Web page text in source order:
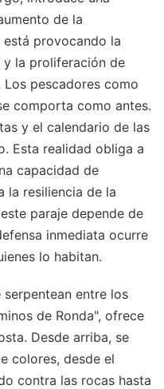
de la
provocando la
y la proliferación de
Los pescadores como
comporta como antes.
y el calendario de las
Esta realidad obliga a
capacidad de
la resiliencia de la
paraje depende de
inmediata ocurre
lo habitan.
entre los
de Ronda", ofrece
Desde arriba, se
colores, desde el
contra las rocas hasta